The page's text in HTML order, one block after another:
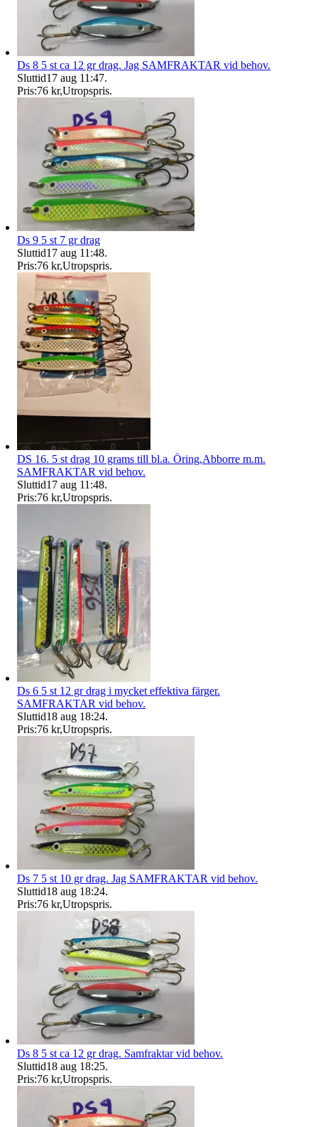
Ds 8 5 st ca 12 gr drag. Jag SAMFRAKTAR vid behov.
Sluttid17 aug 11:47.
Pris:76 kr,Utropspris.
Ds 9 5 st 7 gr drag
Sluttid17 aug 11:48.
Pris:76 kr,Utropspris.
DS 16. 5 st drag 10 grams till bl.a. Öring,Abborre m.m.
SAMFRAKTAR vid behov.
Sluttid17 aug 11:48.
Pris:76 kr,Utropspris.
Ds 6 5 st 12 gr drag i mycket effektiva färger.
SAMFRAKTAR vid behov.
Sluttid18 aug 18:24.
Pris:76 kr,Utropspris.
Ds 7 5 st 10 gr drag. Jag SAMFRAKTAR vid behov.
Sluttid18 aug 18:24.
Pris:76 kr,Utropspris.
Ds 8 5 st ca 12 gr drag. Samfraktar vid behov.
Sluttid18 aug 18:25.
Pris:76 kr,Utropspris.